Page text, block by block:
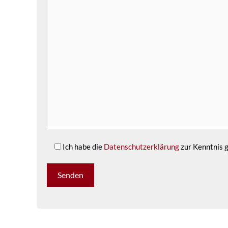
Ich habe die Datenschutzerklärungzur Kenntnis